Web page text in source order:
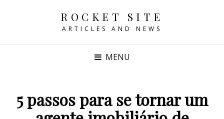
ROCKET SITE
ARTICLES AND NEWS
MENU
5 passos para se tornar um